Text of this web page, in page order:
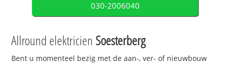
030-2006040
Allround elektricien Soesterberg
Bent u momenteel bezig met de aan-, ver- of nieuwbouw